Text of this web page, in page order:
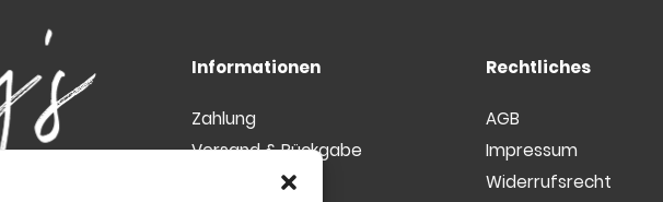
Informationen
Zahlung
Versand & Rückgabe
Kundenkonto
Rechtliches
AGB
Impressum
Widerrufsrecht